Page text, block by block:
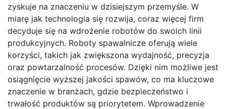
zyskuje na znaczeniu w dzisiejszym przemyśle. W
miarę jak technologia się rozwija, coraz więcej firm
decyduje się na wdrożenie robotów do swoich linii
produkcyjnych. Roboty spawalnicze oferują wiele
korzyści, takich jak zwiększona wydajność, precyzja
oraz powtarzalność procesów. Dzięki nim możliwe jest
osiągnięcie wyższej jakości spawów, co ma kluczowe
znaczenie w branżach, gdzie bezpieczeństwo i
trwałość produktów są priorytetem. Wprowadzenie